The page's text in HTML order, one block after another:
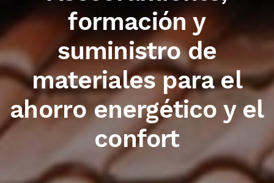
Trabajamos con las
primeras marcas del
sector